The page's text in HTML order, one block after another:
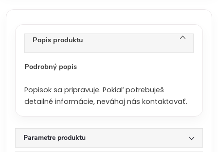
Popis produktu
Podrobný popis
Popisok sa pripravuje. Pokiaľ potrebuješ
detailné informácie, neváhaj nás kontaktovať.
Parametre produktu